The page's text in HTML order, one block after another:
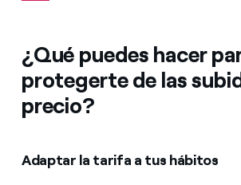
¿Qué puedes hacer
protegerte de las
precio?
Adaptar la tarifa a tus hábitos